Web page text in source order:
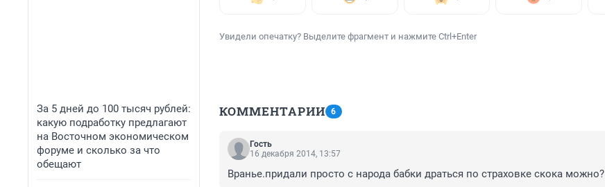
За 5 дней до 100 тысяч рублей:
какую подработку предлагают
на Восточном экономическом
форуме и сколько за что
обещают
Увидели опечатку? Выделите фрагмент и нажмите Ctrl+Enter
КОММЕНТАРИИ 6
Гость
16 декабря 2014, 13:57
Вранье.придали просто с народа бабки драться по страховке скока можно?